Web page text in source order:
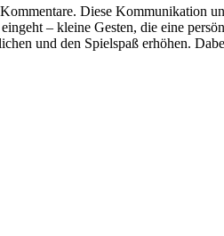
Diese Kommunikation
– kleine Gesten, die eine
und den Spielspaß erhöhen.